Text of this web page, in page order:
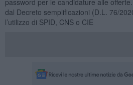
dal Decreto semplificazioni (D.L. 76/
l’utilizzo di SPID, CNS o CIE